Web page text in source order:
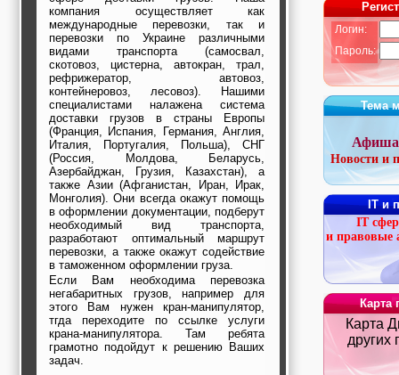
металлургия
Развлечения и
активный отдых:
спортклубы, фитнес,
бильярд, боулинг,
кино, спорттовары,
экстим
Строительство и
ремонт: проектные
работы,
строительные и
отделочные
материалы,
строительные
машины и техника,
все для
коммуникаций
Туризм, отдых,
путешествия,
авиакомпании, ж/д
перевозки,
пансионаты, отели,
гостинницы
Трудоустройство,
кадровые агентства,
крюининг
компания осуществляет как
международные перевозки, так и
перевозки по Украине различными
видами транспорта (самосвал,
скотовоз, цистерна, автокран, трал,
рефрижератор, автовоз,
контейнеровоз, лесовоз). Нашими
специалистами налажена система
доставки грузов в страны Европы
(Франция, Испания, Германия, Англия,
Италия, Португалия, Польша), СНГ
(Россия, Молдова, Беларусь,
Азербайджан, Грузия, Казахстан), а
также Азии (Афганистан, Иран, Ирак,
Монголия). Они всегда окажут помощь
в оформлении документации, подберут
необходимый вид транспорта,
разработают оптимальный маршрут
перевозки, а также окажут содействие
в таможенном оформлении груза.
Если Вам необходима перевозка
негабаритных грузов, например для
этого Вам нужен кран-манипулятор,
тгда переходите по ссылке услуги
крана-манипулятора. Там ребята
грамотно подойдут к решению Ваших
задач.
Логин:
Пароль:
Тема
Афиша
Новости и
IT и
IT
и правовые
Карта
Карта
других